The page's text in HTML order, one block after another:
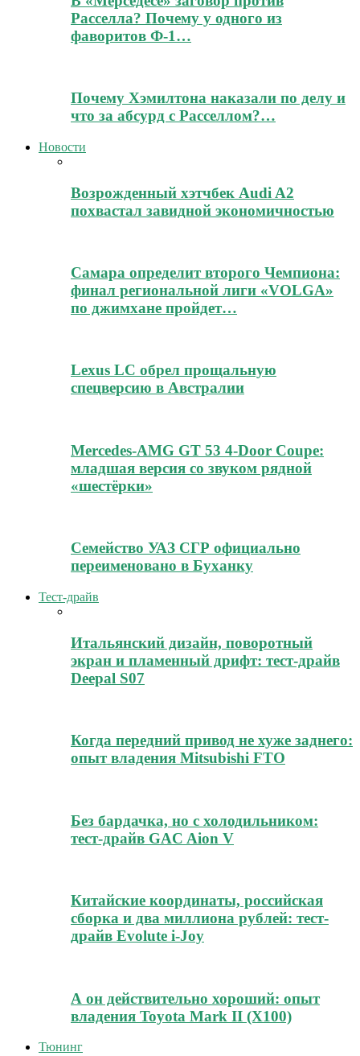
Расселла? Почему у одного из
фаворитов Ф-1…
Почему Хэмилтона наказали по делу и
что за абсурд с Расселлом?…
Новости
Возрожденный хэтчбек Audi A2
похвастал завидной экономичностью
Самара определит второго Чемпиона:
финал региональной лиги «VOLGA»
по джимхане пройдет…
Lexus LC обрел прощальную
спецверсию в Австралии
Mercedes-AMG GT 53 4-Door Coupe:
младшая версия со звуком рядной
«шестёрки»
Семейство УАЗ СГР официально
переименовано в Буханку
Тест-драйв
Итальянский дизайн, поворотный
экран и пламенный дрифт: тест-драйв
Deepal S07
Когда передний привод не хуже заднего:
опыт владения Mitsubishi FTO
Без бардачка, но с холодильником:
тест-драйв GAC Aion V
Китайские координаты, российская
сборка и два миллиона рублей: тест-
драйв Evolute i-Joy
А он действительно хороший: опыт
владения Toyota Mark II (Х100)
Тюнинг